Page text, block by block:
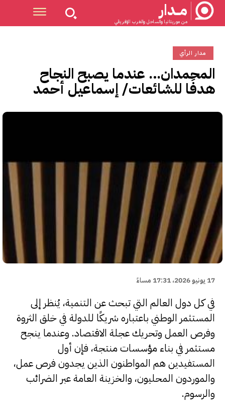
مــدار
من موريتانيا والساحل والغرب الإفريقي
مدار الرأي
المحمدان… عندما يصبح النجاح
هدفًا للشائعات/ إسماعيل أحمد
17 يونيو 2026، 17:31 مساءً
في كل دول العالم التي تبحث عن التنمية، يُنظر إلى
المستثمر الوطني باعتباره شريكًا للدولة في خلق الثروة
وفرص العمل وتحريك عجلة الاقتصاد. وعندما ينجح
مستثمر في بناء مؤسسات منتجة، فإن أول
المستفيدين هم المواطنون الذين يجدون فرص عمل،
والموردون المحليون، والخزينة العامة عبر الضرائب
والرسوم.